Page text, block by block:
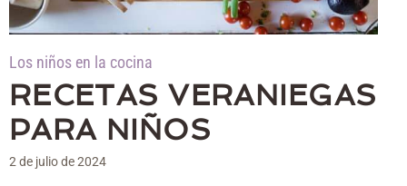
Los niños en la cocina
RECETAS VERANIEGAS
PARA NIÑOS
2 de julio de 2024